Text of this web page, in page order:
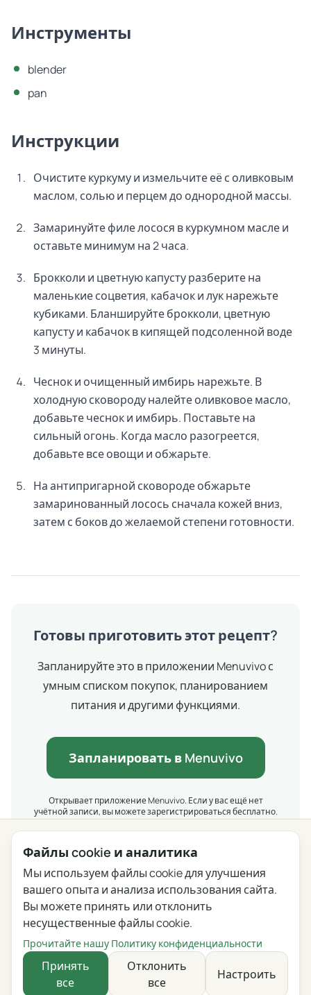
Инструменты
blender
pan
Инструкции
Очистите куркуму и измельчите её с оливковым
маслом, солью и перцем до однородной массы.
Замаринуйте филе лосося в куркумном масле и
оставьте минимум на 2 часа.
Брокколи и цветную капусту разберите на
маленькие соцветия, кабачок и лук нарежьте
кубиками. Бланшируйте брокколи, цветную
капусту и кабачок в кипящей подсоленной воде
3 минуты.
Чеснок и очищенный имбирь нарежьте. В
холодную сковороду налейте оливковое масло,
добавьте чеснок и имбирь. Поставьте на
сильный огонь. Когда масло разогреется,
добавьте все овощи и обжарьте.
На антипригарной сковороде обжарьте
замаринованный лосось сначала кожей вниз,
затем с боков до желаемой степени готовности.
Готовы приготовить этот рецепт?
Запланируйте это в приложении Menuvivo с
умным списком покупок, планированием
питания и другими функциями.
Запланировать в Menuvivo
Открывает приложение Menuvivo. Если у вас ещё нет
учётной записи, вы можете зарегистрироваться бесплатно.
КонфиденциальностьУсловияБлогОбратная связь
Журнал измененийНастройки файлов cookie
English
Polski Português
Français
Deutsch
Italiano
Русский
Українська
Čeština
Файлы cookie и аналитика
Мы используем файлы cookie для улучшения
вашего опыта и анализа использования сайта.
Вы можете принять или отклонить
несущественные файлы cookie.
Прочитайте нашу Политику конфиденциальности
Принять
все
Отклонить
все
Настроить